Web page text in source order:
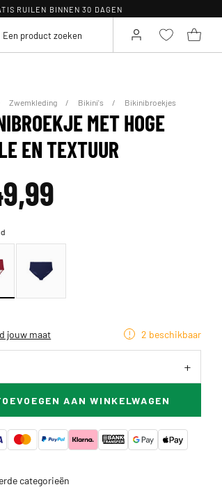
RUILEN BINNEN 30 DAGEN
Zwemkleding Bikini's Bikinibroekjes
MET HOGE
EN TEXTUUR
jouw maat 2 beschikbaar
AAN WINKELWAGEN
categorieën